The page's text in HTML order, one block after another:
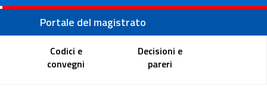
Portale del magistrato
Codici e
convegni
Decisioni e
pareri